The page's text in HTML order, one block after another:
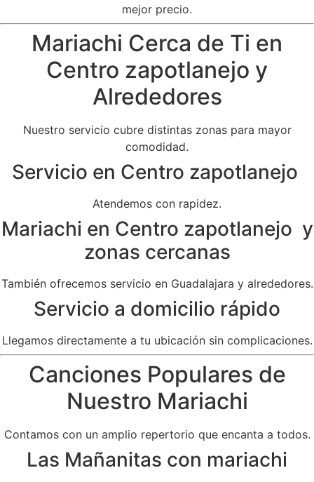
mejor precio.
Mariachi Cerca de Ti en
Centro zapotlanejo y
Alrededores
Nuestro servicio cubre distintas zonas para mayor
comodidad.
Servicio en Centro zapotlanejo
Atendemos con rapidez.
Mariachi en Centro zapotlanejo y
zonas cercanas
También ofrecemos servicio en Guadalajara y alrededores.
Servicio a domicilio rápido
Llegamos directamente a tu ubicación sin complicaciones.
Canciones Populares de
Nuestro Mariachi
Contamos con un amplio repertorio que encanta a todos.
Las Mañanitas con mariachi